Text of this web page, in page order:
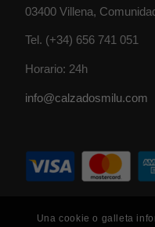
03400 Villena,
Tel. (+34) 656 741 051
Horario: 24h
info@calzadosmilu.com
Una cookie o galleta